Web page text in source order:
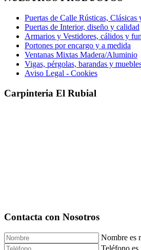
Puertas de Calle Rústicas, Clásicas
Puertas de Interior, diseño y calidad
Armarios y Vestidores, cálidos y
Portones por encargo y a medida
Ventanas Mixtas Madera/Aluminio
Vigas, pérgolas, barandas y
Aviso Legal - Cookies
Carpinteria El Rubial
Contacta con Nosotros
Nombre es
Teléfono es